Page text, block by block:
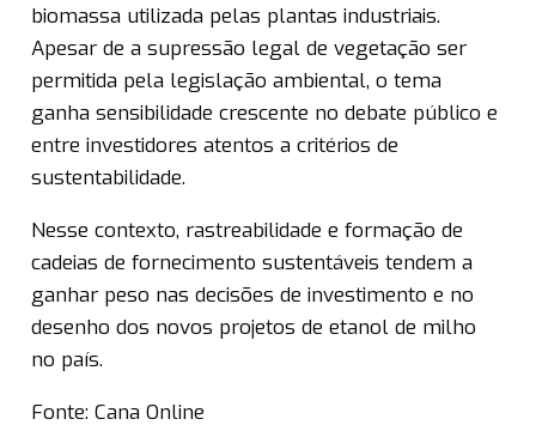
biomassa utilizada pelas plantas industriais.
Apesar de a supressão legal de vegetação ser
permitida pela legislação ambiental, o tema
ganha sensibilidade crescente no debate público e
entre investidores atentos a critérios de
sustentabilidade.
Nesse contexto, rastreabilidade e formação de
cadeias de fornecimento sustentáveis tendem a
ganhar peso nas decisões de investimento e no
desenho dos novos projetos de etanol de milho
no país.
Fonte: Cana Online